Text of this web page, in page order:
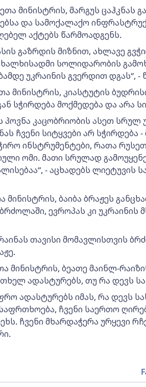
მინისტრის, მარგუს ცაჰკნას
და სამოქალაქო
აქტებს წარმოადგენს.
გაზრდის მიზნით, ახლავე
ხალხისადმი სოლიდარობის
უკრაინის გვერდით დგას“, -
მინისტრის, კიასტუტის
სჭირდება მოქმედება და არა
პოვნა კაცობრიობის ასეთ სრულ
ჩვენი სიტყვები არ სჭირდება -
ინსტრუმენტები, რათა
ომი. მათი სრულად
- აცხადებს ლიეტუვის
მინისტრის, ბაიბა ბრაჟეს
ევროპას კი უკრაინის
თავისი მომავლისთვის
მინისტრის, ბეათე მაინლ-
ადასტურებს, თუ რა დევს
ადასტურებს იმას, რა დევს
ჩვენი საერთო
ჩვენი მხარდაჭერა ურყევი